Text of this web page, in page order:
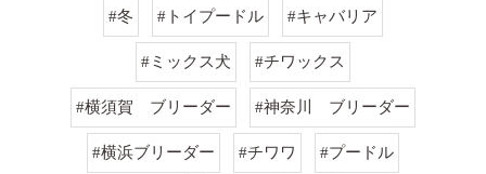
#冬 #トイプードル #キャバリア
#ミックス犬 #チワックス
#横須賀 ブリーダー #神奈川 ブリーダー
#横浜ブリーダー #チワワ #プードル